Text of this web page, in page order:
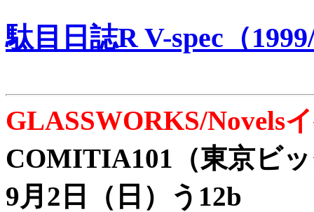
駄目日誌R V-spec（
GLASSWORKS/Novels
COMITIA101（東京ビ
9月2日（日）う12b